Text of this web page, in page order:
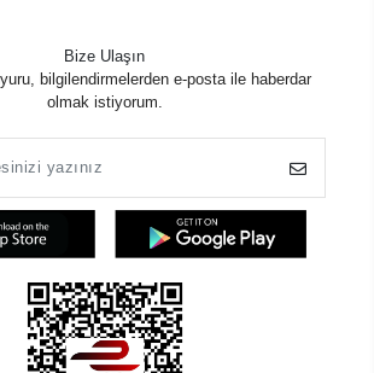
Bize Ulaşın
bilgilendirmelerden e-posta ile haberdar
olmak istiyorum.